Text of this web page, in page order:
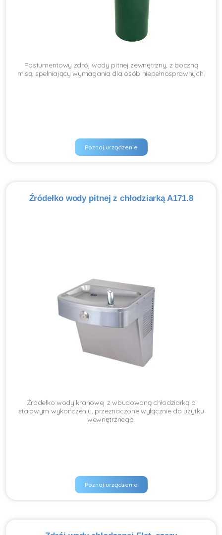
Postumentowy zdrój wody pitnej zewnętrzny, z boczną
misą, spełniający wymagania dla osób niepełnosprawnych.
Poznaj urządzenie
Źródełko wody pitnej z chłodziarką A171.8
Źródełko wody kranowej z wbudowaną chłodziarką o
stalowym wykończeniu, przeznaczone wyłącznie do użytku
wewnętrznego.
Poznaj urządzenie